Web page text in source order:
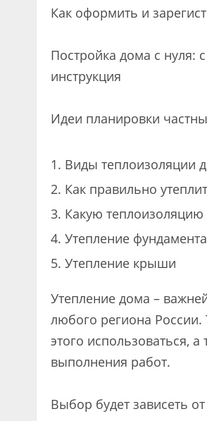
Как оформить и
Постройка дома с нуля:
инструкция
Идеи планировки
Виды теплоизоляции
Как правильно
Какую
Утепление фундамента
Утепление крыши
Утепление дома –
любого региона России.
этого использоваться,
выполнения работ.
Выбор будет зависеть